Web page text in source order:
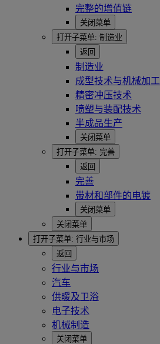
完整的增值链
关闭菜单
打开子菜单: 制造业
返回
制造业
成型技术与机械加工
精密冲压技术
喷塑与装配技术
半成品生产
关闭菜单
打开子菜单: 完善
返回
完善
带材和部件的电镀
关闭菜单
关闭菜单
打开子菜单: 行业与市场
返回
行业与市场
汽车
供暖及卫浴
电子技术
机械制造
关闭菜单